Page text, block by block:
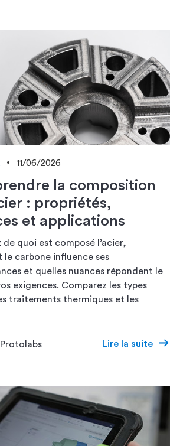
11/06/2026
la composition
: propriétés,
et applications
de quoi est composé l’acier,
le carbone influence ses
et quelles nuances répondent le
exigences. Comparez les types
traitements thermiques et les
Protolabs Lire la suite